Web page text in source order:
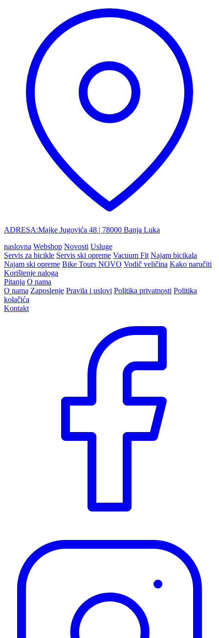
ADRESA:Majke Jugovića 48 | 78000 Banja Luka
naslovna Webshop Novosti Usluge
Servis za bicikle Servis ski opreme Vacuum Fit Najam bicikala
Najam ski opreme Bike Tours NOVO Vodič veličina Kako naručiti
Korištenje naloga
Pitanja O nama
O nama Zaposlenje Pravila i uslovi Politika privatnosti Politika
kolačića
Kontakt